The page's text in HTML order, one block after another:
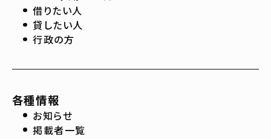
借りたい人
貸したい人
行政の方
各種情報
お知らせ
掲載者一覧